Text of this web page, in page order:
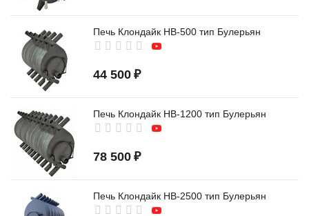
Печь Клондайк НВ-500 тип Булерьян
44 500 ₽
Печь Клондайк НВ-1200 тип Булерьян
78 500 ₽
Печь Клондайк НВ-2500 тип Булерьян